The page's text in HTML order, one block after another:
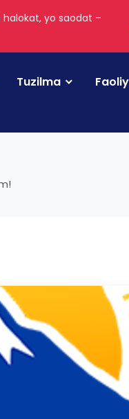
yo saodat –
Tuzilma